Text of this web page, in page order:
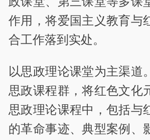
作用，将爱国主义教育与
合工作落到实处。
以思政理论课堂为主渠道
思政课程群，将红色文化
思政理论课程中，包括与
的革命事迹、典型案例、